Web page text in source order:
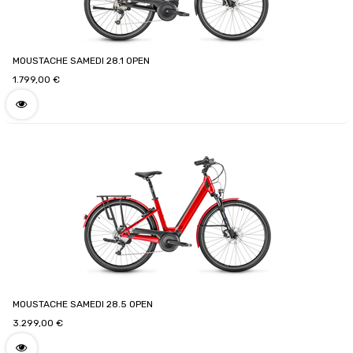
MOUSTACHE SAMEDI 28.1 OPEN
1.799,00 €
MOUSTACHE SAMEDI 28.5 OPEN
3.299,00 €